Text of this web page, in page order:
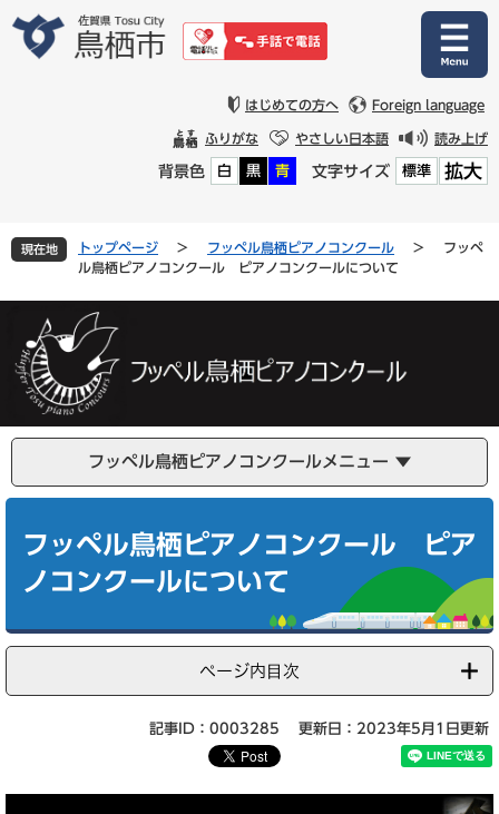
文
はじめての方へ Foreign language
ふりがな やさしい日本語 読み上げ
背景色 白 黒 青 文字サイズ 標準 拡大
現在地 トップページ > フッペル鳥栖ピアノコンクール >
フッペ
ル鳥栖ピアノコンクール ピアノコンクールについて
フッペル鳥栖ピアノコンクールメニュー
フッペル鳥栖ピアノコンクール ピア
ノコンクールについて
ページ内目次
記事ID：0003285 更新日：2023年5月1日更新